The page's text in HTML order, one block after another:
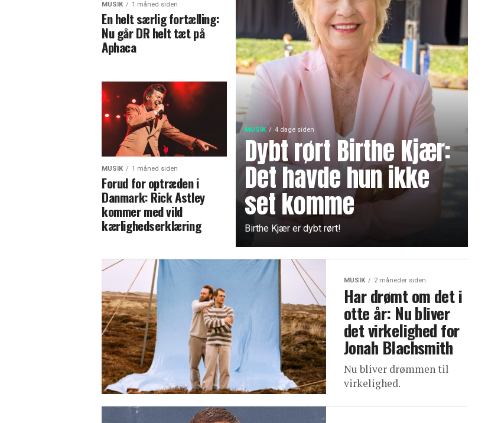
MUSIK 4 dage siden
Dybt rørt Birthe Kjær:
Det havde hun ikke
set komme
Birthe Kjær er dybt rørt!
MUSIK 1 måned siden
En helt særlig fortælling:
Nu går DR helt tæt på
Aphaca
MUSIK 1 måned siden
Forud for optræden i
Danmark: Rick Astley
kommer med vild
kærlighedserklæring
MUSIK 2 måneder siden
Har drømt om det i
otte år: Nu bliver
det virkelighed for
Jonah Blachsmith
Nu bliver drømmen til
virkelighed.